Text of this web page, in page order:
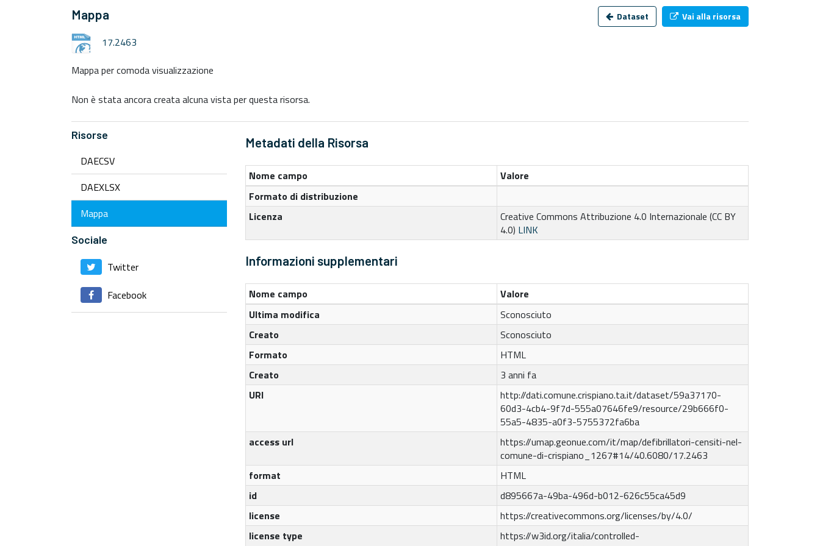
Dataset Vai alla risorsa
Mappa
17.2463
Mappa per comoda visualizzazione
Non è stata ancora creata alcuna vista per questa risorsa.
Risorse
DAECSV
DAEXLSX
Mappa
Sociale
Twitter
Facebook
Metadati della Risorsa
Nome campo
Valore
Formato di distribuzione
Licenza
Creative Commons Attribuzione 4.0 Internazionale (CC BY
4.0) LINK
Informazioni supplementari
Nome campo
Valore
Ultima modifica
Sconosciuto
Creato
Sconosciuto
Formato
HTML
Creato
3 anni fa
URI
http://dati.comune.crispiano.ta.it/dataset/59a37170-
60d3-4cb4-9f7d-555a07646fe9/resource/29b666f0-
55a5-4835-a0f3-5755372fa6ba
access url
https://umap.geonue.com/it/map/defibrillatori-censiti-nel-
comune-di-crispiano_1267#14/40.6080/17.2463
format
HTML
id
d895667a-49ba-496d-b012-626c55ca45d9
license
https://creativecommons.org/licenses/by/4.0/
license type
https://w3id.org/italia/controlled-